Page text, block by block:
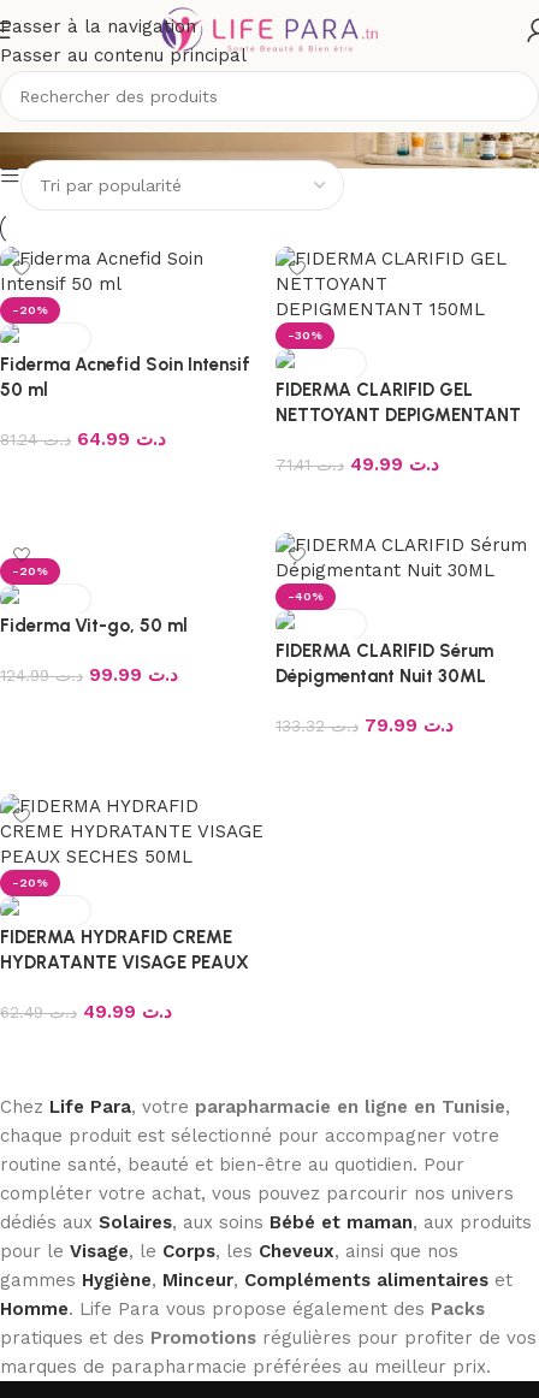
Passer à la navigation
Passer au contenu principal
FIDERMA
-20%
Fiderma Acnefid Soin Intensif
50 ml
د.ت81.24 د.ت
-30%
FIDERMA CLARIFID GEL
NETTOYANT DEPIGMENTANT
د.ت71.41 د.ت
-20%
Fiderma Vit-go, 50 ml
د.ت124.99 د.ت
-40%
FIDERMA CLARIFID Sérum
Dépigmentant Nuit 30ML
د.ت133.32 د.ت
-20%
FIDERMA HYDRAFID CREME
HYDRATANTE VISAGE PEAUX
د.ت62.49 د.ت
Chez Life Para, votre parapharmacie en ligne en Tunisie,
chaque produit est sélectionné pour accompagner votre
routine santé, beauté et bien-être au quotidien. Pour
compléter votre achat, vous pouvez parcourir nos univers
dédiés aux Solaires, aux soins Bébé et maman, aux produits
pour le Visage, le Corps, les Cheveux, ainsi que nos
gammes Hygiène, Minceur, Compléments alimentaires et
Homme. Life Para vous propose également des Packs
pratiques et des Promotions régulières pour profiter de vos
marques de parapharmacie préférées au meilleur prix.